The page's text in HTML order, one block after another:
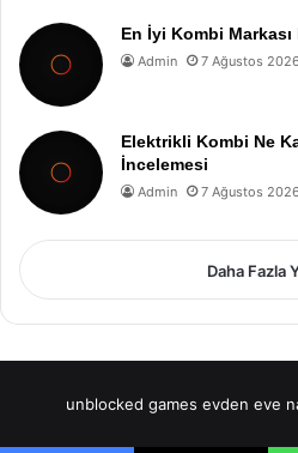
En İyi Kombi
Admin 7 Ağustos 2026
Elektrikli Kombi Ne
İncelemesi
Admin 7 Ağustos 2026
Daha Fazla
unblocked games evden eve